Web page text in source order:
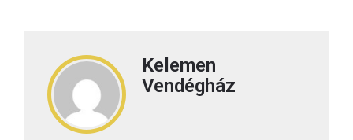
Kelemen
Vendégház